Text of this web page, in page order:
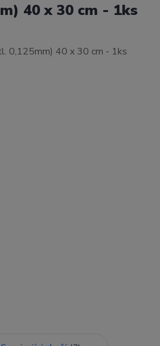
40 x 30 cm - 1ks